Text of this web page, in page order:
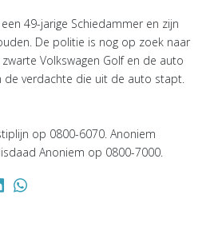
49-jarige Schiedammer en zijn
De politie is nog op zoek naar
Volkswagen Golf en de auto
de verdachte die uit de auto stapt.
op 0800-6070. Anoniem
Anoniem op 0800-7000.